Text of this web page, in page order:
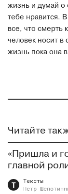
жизнь и думай о
тебе нравится.
все, что смерть
человек носит
жизнь пока она
Читайте
«Пришла и
главной
Т
Тексты
Петр